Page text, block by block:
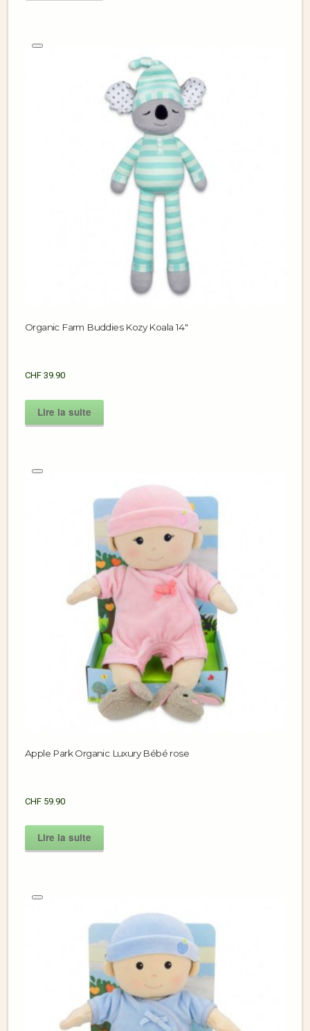
Organic Farm Buddies Kozy Koala 14″
CHF 39.90
Lire la suite
Apple Park Organic Luxury Bébé rose
CHF 59.90
Lire la suite